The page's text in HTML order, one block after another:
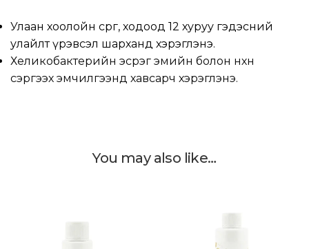
Улаан хоолойн сөөргөө, ходоод 12 хуруу гэдэсний
улайлт үрэвсэл шарханд хэрэглэнэ.
Хеликобактерийн эсрэг эмийн болон нөхөн
сэргээх эмчилгээнд хавсарч хэрэглэнэ.
You may also like…